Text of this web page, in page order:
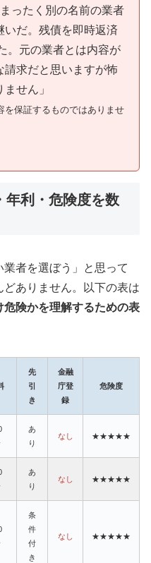
ったく別の名前の業者
いだ。残債を即時返済
。元の業者とは内容が
請求だと思いますが怖
せん」
保証するものではありませ
年利・危険度を数
者を選ぼう」と思って
ありません。以下の表は
危険かを理解するための表
先
引
き
金融
庁登
録
危険度
あ
り
なし ★★★★★
あ
り
なし ★★★★★
条
件
付
き
なし ★★★★★